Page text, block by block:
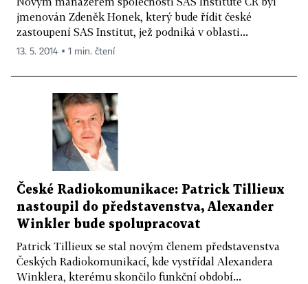
jmenován Zdeněk Honek, který bude řídit české
zastoupení SAS Institut, jež podniká v oblasti...
13. 5. 2014 ▪ 1 min. čtení
České Radiokomunikace: Patrick Tillieux
nastoupil do představenstva, Alexander
Winkler bude spolupracovat
Patrick Tillieux se stal novým členem představenstva
Českých Radiokomunikací, kde vystřídal Alexandera
Winklera, kterému skončilo funkční období...